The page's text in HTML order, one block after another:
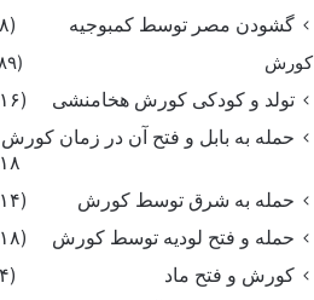
گشودن مصر توسط کمبوجیه
(۸)
کورش
(۸۹)
تولد و کودکی کورش هخامنشی
(۱۶)
حمله به بابل و فتح آن در زمان کورش
۱۸)
حمله به شرق توسط کورش
(۱۴)
حمله و فتح لودیه توسط کورش
(۱۸)
کورش و فتح ماد
(۴)